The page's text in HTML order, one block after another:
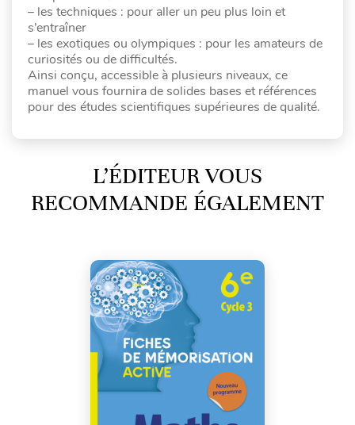
– les techniques : pour aller un peu plus loin et
s’entraîner
– les exotiques ou olympiques : pour les amateurs de
curiosités ou de difficultés.
Ainsi conçu, accessible à plusieurs niveaux, ce
manuel vous fournira de solides bases et références
pour des études scientifiques supérieures de qualité.
L’ÉDITEUR VOUS
RECOMMANDE ÉGALEMENT